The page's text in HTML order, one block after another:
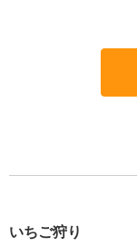
いちご狩り